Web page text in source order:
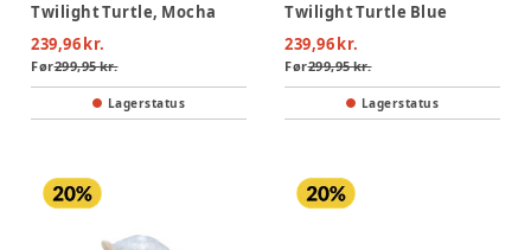
Twilight Turtle, Mocha
239,96 kr.
Før299,95 kr.
Lagerstatus
Twilight Turtle Blue
239,96 kr.
Før299,95 kr.
Lagerstatus